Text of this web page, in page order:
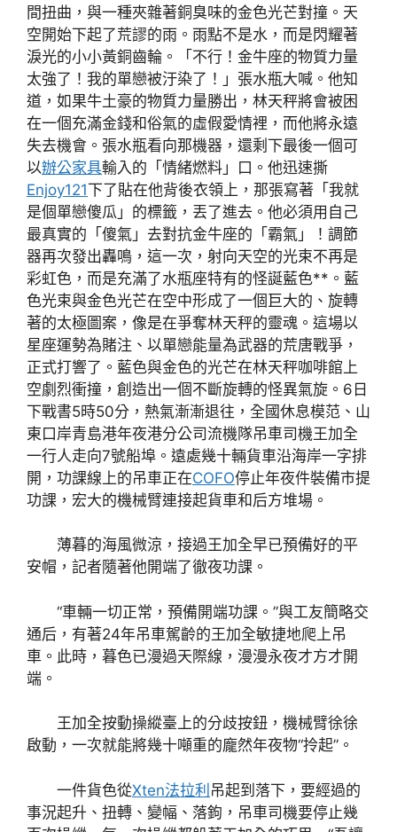
間扭曲，與一種夾雜著銅臭味的金色光芒對撞。天
空開始下起了荒謬的雨。雨點不是水，而是閃耀著
淚光的小小黃銅齒輪。「不行！金牛座的物質力量
太強了！我的單戀被汙染了！」張水瓶大喊。他知
道，如果牛土豪的物質力量勝出，林天秤將會被困
在一個充滿金錢和俗氣的虛假愛情裡，而他將永遠
失去機會。張水瓶看向那機器，還剩下最後一個可
以辦公家具輸入的「情緒燃料」口。他迅速撕
Enjoy121下了貼在他背後衣領上，那張寫著「我就
是個單戀傻瓜」的標籤，丟了進去。他必須用自己
最真實的「傻氣」去對抗金牛座的「霸氣」！調節
器再次發出轟鳴，這一次，射向天空的光束不再是
彩虹色，而是充滿了水瓶座特有的怪誕藍色**。藍
色光束與金色光芒在空中形成了一個巨大的、旋轉
著的太極圖案，像是在爭奪林天秤的靈魂。這場以
星座運勢為賭注、以單戀能量為武器的荒唐戰爭，
正式打響了。藍色與金色的光芒在林天秤咖啡館上
空劇烈衝撞，創造出一個不斷旋轉的怪異氣旋。6日
下戰書5時50分，熱氣漸漸退往，全國休息模范、山
東口岸青島港年夜港分公司流機隊吊車司機王加全
一行人走向7號船埠。遠處幾十輛貨車沿海岸一字排
開，功課線上的吊車正在COFO停止年夜件裝備市提
功課，宏大的機械臂連接起貨車和后方堆場。
薄暮的海風微涼，接過王加全早已預備好的平
安帽，記者隨著他開端了徹夜功課。
“車輛一切正常，預備開端功課。”與工友簡略交
通后，有著24年吊車駕齡的王加全敏捷地爬上吊
車。此時，暮色已漫過天際線，漫漫永夜才方才開
端。
王加全按動操縱臺上的分歧按鈕，機械臂徐徐
啟動，一次就能將幾十噸重的龐然年夜物“拎起”。
一件貨色從Xten法拉利 吊起到落下，要經過的
事況起升、扭轉、變幅、落鉤，吊車司機要停止幾